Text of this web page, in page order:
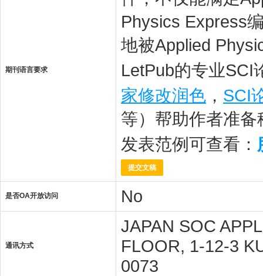
期刊语言要求
Physics Express
地被Applied
LetPub的专业SCI
家修改润色 ， SCI
等）帮助作者准
发表范例可查看：
提交文稿
是否OA开放访问 No
通讯方式
JAPAN SOC
FLOOR, 1-12-3
0073